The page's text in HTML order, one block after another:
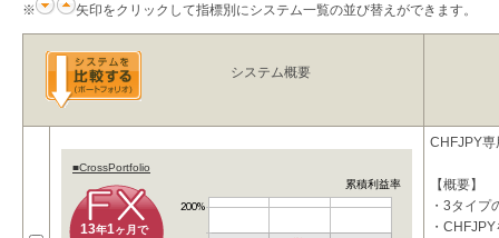
※
矢印をクリックして指標別にシステム一覧の並び替えができます。
システム概要
■CrossPortfolio
累積利益率
13年1ヶ月で
CHFJPY専
【概要】
・3タイ
・